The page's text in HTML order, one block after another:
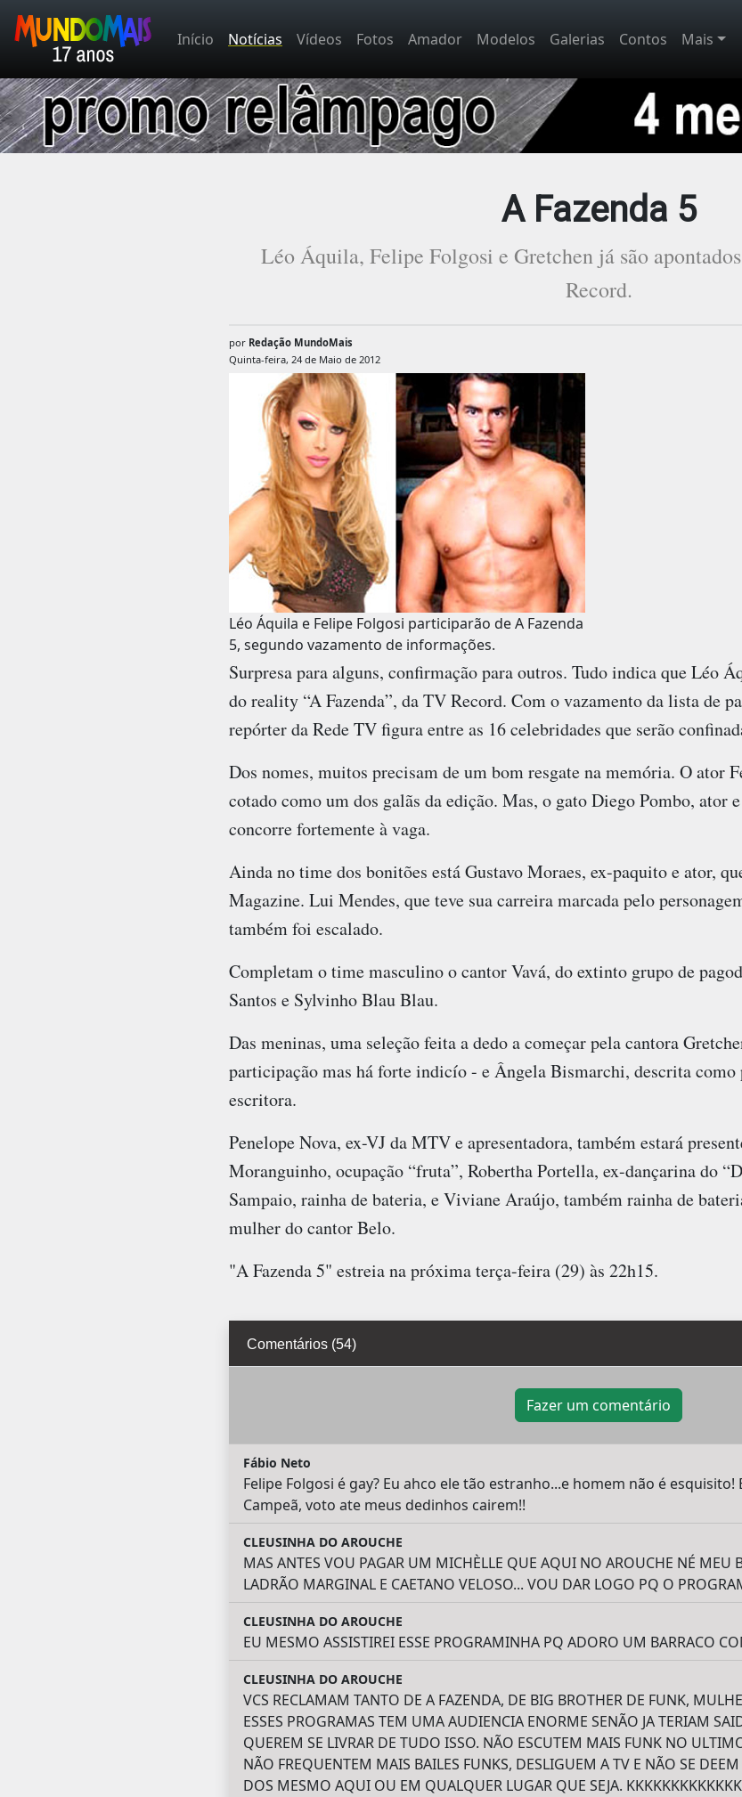
Início Notícias Vídeos Fotos Amador Modelos Galerias Contos Mais
A Fazenda 5
Léo Áquila, Felipe Folgosi e Gretchen já são
Record.
por Redação MundoMais
Quinta-feira, 24 de Maio de 2012
Léo Áquila e Felipe Folgosi participarão de A Fazenda
5, segundo vazamento de informações.
Surpresa para alguns, confirmação para outros. Tudo indica que Léo
do reality “A Fazenda”, da TV Record. Com o vazamento da lista de
repórter da Rede TV figura entre as 16 celebridades que serão
Dos nomes, muitos precisam de um bom resgate na memória. O ator
cotado como um dos galãs da edição. Mas, o gato Diego Pombo, ator
concorre fortemente à vaga.
Ainda no time dos bonitões está Gustavo Moraes, ex-paquito e ator,
Magazine. Lui Mendes, que teve sua carreira marcada pelo
também foi escalado.
Completam o time masculino o cantor Vavá, do extinto grupo de
Santos e Sylvinho Blau Blau.
Das meninas, uma seleção feita a dedo a começar pela cantora
participação mas há forte indicío - e Ângela Bismarchi, descrita como
escritora.
Penelope Nova, ex-VJ da MTV e apresentadora, também estará
Moranguinho, ocupação “fruta”, Robertha Portella, ex-dançarina do
Sampaio, rainha de bateria, e Viviane Araújo, também rainha de
mulher do cantor Belo.
"A Fazenda 5" estreia na próxima terça-feira (29) às 22h15.
Comentários (54)
Fazer um comentário
Fábio Neto
Felipe Folgosi é gay? Eu ahco ele tão estranho...e homem não é esquisito!
Campeã, voto ate meus dedinhos cairem!!
CLEUSINHA DO AROUCHE
MAS ANTES VOU PAGAR UM MICHÈLLE QUE AQUI NO AROUCHE NÉ MEU
LADRÃO MARGINAL E CAETANO VELOSO... VOU DAR LOGO PQ O
CLEUSINHA DO AROUCHE
EU MESMO ASSISTIREI ESSE PROGRAMINHA PQ ADORO UM BARRACO
CLEUSINHA DO AROUCHE
VCS RECLAMAM TANTO DE A FAZENDA, DE BIG BROTHER DE FUNK,
ESSES PROGRAMAS TEM UMA AUDIENCIA ENORME SENÃO JA TERIAM
QUEREM SE LIVRAR DE TUDO ISSO. NÃO ESCUTEM MAIS FUNK NO
NÃO FREQUENTEM MAIS BAILES FUNKS, DESLIGUEM A TV E NÃO SE
DOS MESMO AQUI OU EM QUALQUER LUGAR QUE SEJA.